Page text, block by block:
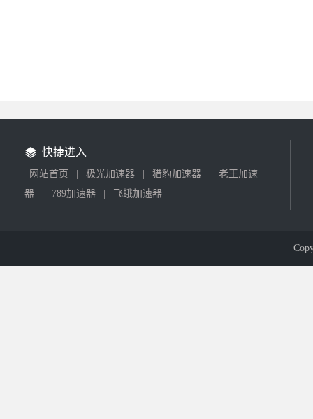
快捷进入
网站首页 极光加速器 猎豹加速器
老王加速
器
789加速器 飞蛾加速器